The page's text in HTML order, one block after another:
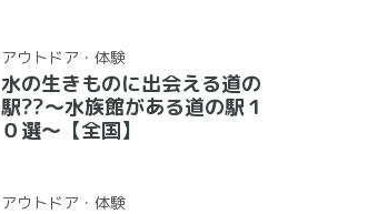
アウトドア・体験
水の生きものに出会える道の
駅??〜水族館がある道の駅１
０選〜【全国】
アウトドア・体験